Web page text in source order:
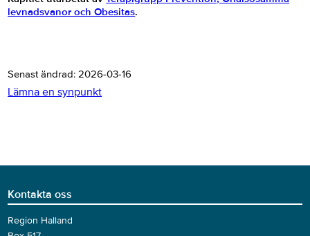
levnadsvanor och Obesitas.
Senast ändrad:2026-03-16
Lämna en synpunkt
Kontakta oss
Region Halland